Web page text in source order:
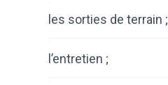
les sorties de terrain ;
l’entretien ;